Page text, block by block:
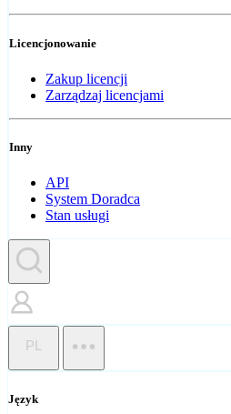
Licencjonowanie
Zakup licencji
Zarządzaj licencjami
Inny
API
System Doradca
Stan usługi
PL
Język